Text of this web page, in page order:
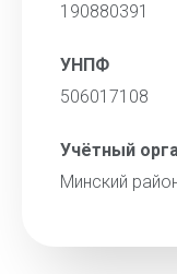
190880391
УНПФ
506017108
Учётный
Минский